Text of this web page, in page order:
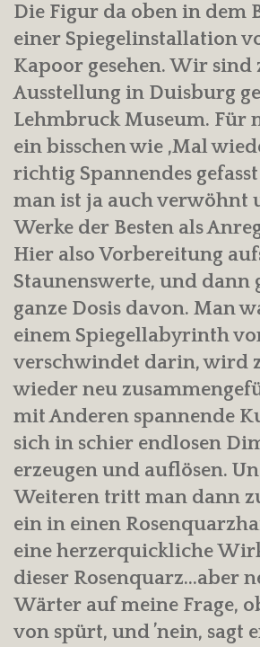
Die Figur da oben in dem
einer Spiegelinstallation
Kapoor gesehen. Wir sind
Ausstellung in Duisburg
Lehmbruck Museum. Für
ein bisschen wie ‚Mal
richtig Spannendes gefasst
man ist ja auch verwöhnt
Werke der Besten als
Hier also Vorbereitung
Staunenswerte, und dann
ganze Dosis davon. Man
einem Spiegellabyrinth
verschwindet darin, wird
wieder neu
mit Anderen spannende
sich in schier endlosen
erzeugen und auflösen.
Weiteren tritt man dann
ein in einen
eine herzerquickliche
dieser Rosenquarz…aber
Wärter auf meine Frage,
von spürt, und ’nein, sagt